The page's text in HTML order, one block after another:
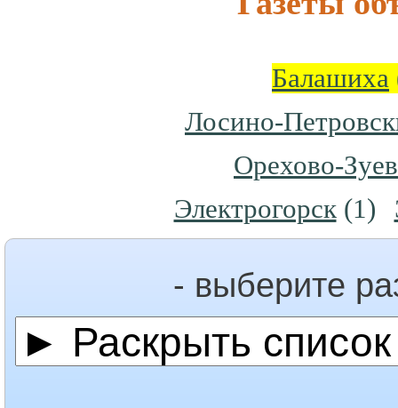
Балашиха
Лосино-
Орехово-
Электрогорск(1)
- выберите